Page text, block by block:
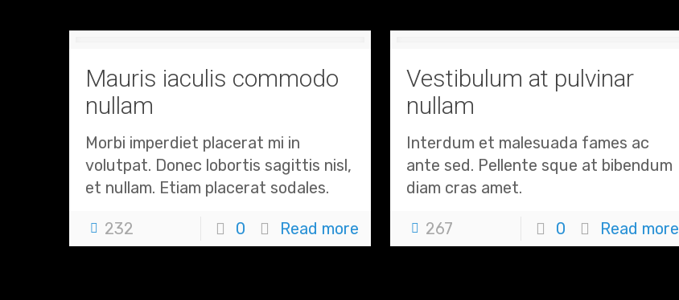
Mauris iaculis commodo
nullam
Morbi imperdiet placerat mi in
volutpat. Donec lobortis sagittis nisl,
et nullam. Etiam placerat sodales.
232 0 Read more
Vestibulum at pulvinar
nullam
Interdum et malesuada fames ac
ante sed. Pellente sque at bibendum
diam cras amet.
267 0 Read more